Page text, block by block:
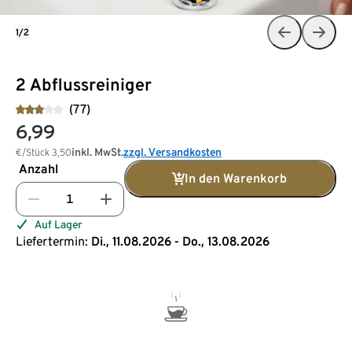
2 Abflussreiniger
(77)
6,99
€/Stück 3,50inkl. MwSt.zzgl. Versandkosten
Anzahl
In den Warenkorb
Auf Lager
Liefertermin: Di., 11.08.2026 - Do., 13.08.2026
1/2